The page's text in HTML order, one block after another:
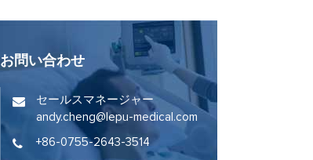
お問い合わせ
セールスマネージャー
andy.cheng@lepu-medical.com
+86-0755-2643-3514